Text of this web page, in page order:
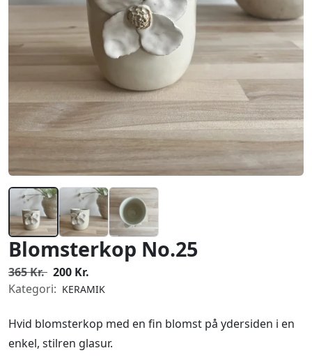
Blomsterkop No.25
365 Kr. 200 Kr.
Kategori: KERAMIK
Hvid blomsterkop med en fin blomst på ydersiden i en
enkel, stilren glasur.